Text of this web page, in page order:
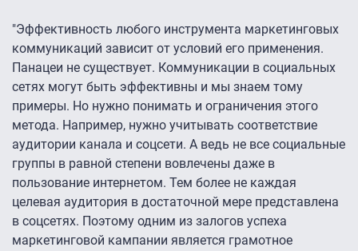
"Эффективность любого инструмента маркетинговых
коммуникаций зависит от условий его применения.
Панацеи не существует. Коммуникации в социальных
сетях могут быть эффективны и мы знаем тому
примеры. Но нужно понимать и ограничения этого
метода. Например, нужно учитывать соответствие
аудитории канала и соцсети. А ведь не все социальные
группы в равной степени вовлечены даже в
пользование интернетом. Тем более не каждая
целевая аудитория в достаточной мере представлена
в соцсетях. Поэтому одним из залогов успеха
маркетинговой кампании является грамотное